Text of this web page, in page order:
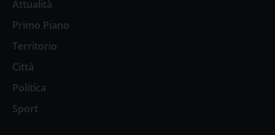
Attualità
Primo Piano
Territorio
Città
Politica
Sport